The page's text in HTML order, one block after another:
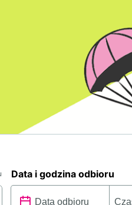
Data i godzina odbioru